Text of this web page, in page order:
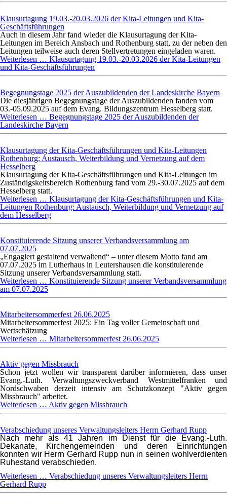
Klausurtagung 19.03.-20.03.2026 der Kita-Leitungen und Kita-
Geschäftsführungen
Auch in diesem Jahr fand wieder die Klausurtagung der Kita-
Leitungen im Bereich Ansbach und Rothenburg statt, zu der neben den
Leitungen teilweise auch deren Stellvertretungen eingeladen waren.
Weiterlesen … Klausurtagung 19.03.-20.03.2026 der Kita-Leitungen
und Kita-Geschäftsführungen
Begegnungstage 2025 der Auszubildenden der Landeskirche Bayern
Die diesjährigen Begegnungstage der Auszubildenden fanden vom
03.-05.09.2025 auf dem Evang. Bildungszentrum Hesselberg statt.
Weiterlesen … Begegnungstage 2025 der Auszubildenden der
Landeskirche Bayern
Klausurtagung der Kita-Geschäftsführungen und Kita-Leitungen
Rothenburg: Austausch, Weiterbildung und Vernetzung auf dem
Hesselberg
Klausurtagung der Kita-Geschäftsführungen und Kita-Leitungen im
Zuständigskeitsbereich Rothenburg fand vom 29.-30.07.2025 auf dem
Hesselberg statt.
Weiterlesen … Klausurtagung der Kita-Geschäftsführungen und Kita-
Leitungen Rothenburg: Austausch, Weiterbildung und Vernetzung auf
dem Hesselberg
Konstituierende Sitzung unserer Verbandsversammlung am
07.07.2025
„Engagiert gestaltend verwaltend“ – unter diesem Motto fand am
07.07.2025 im Lutherhaus in Leutershausen die konstituierende
Sitzung unserer Verbandsversammlung statt.
Weiterlesen … Konstituierende Sitzung unserer Verbandsversammlung
am 07.07.2025
Mitarbeitersommerfest 26.06.2025
Mitarbeitersommerfest 2025: Ein Tag voller Gemeinschaft und
Wertschätzung
Weiterlesen … Mitarbeitersommerfest 26.06.2025
Aktiv gegen Missbrauch
Schon jetzt wollen wir transparent darüber informieren, dass unser
Evang.-Luth. Verwaltungszweckverband Westmittelfranken und
Nordschwaben derzeit intensiv am Schutzkonzept "Aktiv gegen
Missbrauch" arbeitet.
Weiterlesen … Aktiv gegen Missbrauch
Verabschiedung unseres Verwaltungsleiters Herrn Gerhard Rupp
Nach mehr als 41 Jahren im Dienst für die Evang.-Luth.
Dekanate, Kirchengemeinden und deren Einrichtungen
konnten wir Herrn Gerhard Rupp nun in seinen wohlverdienten
Ruhestand verabschieden.
Weiterlesen … Verabschiedung unseres Verwaltungsleiters Herrn
Gerhard Rupp